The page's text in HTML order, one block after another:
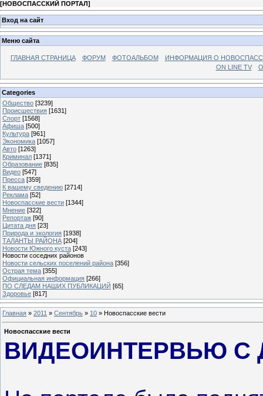
[НОВОСПАССКИЙ ПОРТАЛ]
Вход на сайт
Меню сайта
ГЛАВНАЯ СТРАНИЦА ФОРУМ ФОТОАЛЬБОМ
ИНФОРМАЦИЯ О
ON LINE TV
Categories
Общество [3239]
Происшествия [1631]
Спорт [1568]
Афиша [500]
Культура [961]
Экономика [1057]
Авто [1263]
Криминал [1371]
Образование [835]
Видео [547]
Пресса [359]
К вашему сведению [2714]
Реклама [52]
Новоспасские вести [1344]
Мнение [322]
Репортаж [90]
Цитата дня [23]
Природа и экология [1938]
ТАЛАНТЫ РАЙОНА [204]
Новости Южного куста [243]
Новости соседних районов
Новости сельских поселений района [356]
Острая тема [355]
Официальная информация [266]
ПО СЛЕДАМ НАШИХ ПУБЛИКАЦИЙ [65]
Здоровье [817]
Главная » 2011 » Сентябрь » 10 » Новоспасские вести
Новоспасские вести
ВИДЕОИНТЕРВЬЮ С